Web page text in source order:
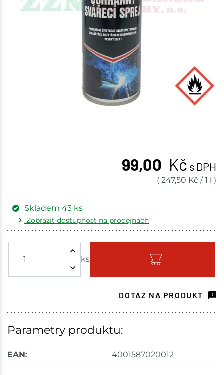
99,00 Kč s DPH
( 247,50 Kč /1 l )
ks
Skladem 43 ks
Zobrazit dostupnost na prodejnách
Skladem - ihned k odeslání
Choceň 2 ks
DOTAZ NA PRODUKT
Parametry produktu:
EAN: 4001587020012